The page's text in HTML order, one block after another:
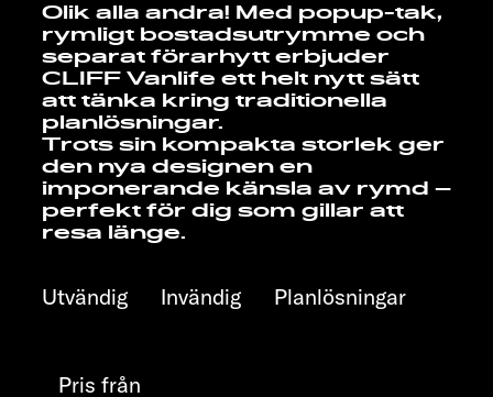
Upptäck
Service
Olik alla andra! Med popup-tak,
rymligt bostadsutrymme och
separat förarhytt erbjuder
CLIFF Vanlife ett helt nytt sätt
att tänka kring traditionella
planlösningar.
Trots sin kompakta storlek ger
den nya designen en
imponerande känsla av rymd –
perfekt för dig som gillar att
resa länge.
Utvändig Invändig Planlösningar
Pris från